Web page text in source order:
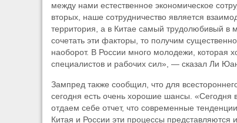
между нами естественное экономическое
вторых, наше сотрудничество является
территория, а в Китае самый трудолюбивый
сочетать эти факторы, то получим
наоборот. В России много молодежи, которая
специалистов и рабочих сил», — сказал Ли
Зампред также сообщил, что для
сегодня есть очень хорошие шансы. «Сегодня
отдаем себе отчет, что современные
Китая и России эти процессы